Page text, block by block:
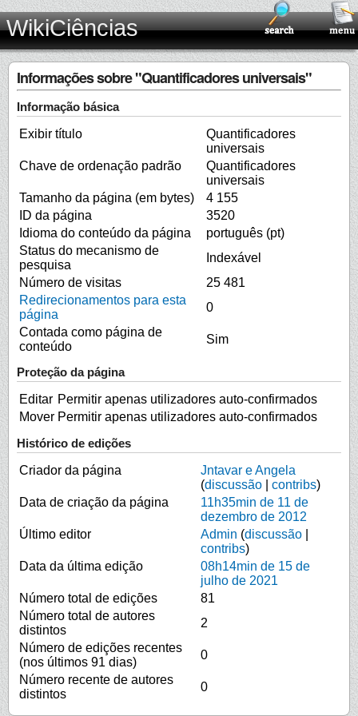
WikiCiências
Informações sobre "Quantificadores universais"
Informação básica
Exibir título
Quantificadores
universais
Chave de ordenação padrão
Quantificadores
universais
Tamanho da página (em bytes)
4 155
ID da página
3520
Idioma do conteúdo da página
português (pt)
Status do mecanismo de
pesquisa
Indexável
Número de visitas
25 481
Redirecionamentos para esta
página
0
Contada como página de
conteúdo
Sim
Proteção da página
Editar Permitir apenas utilizadores auto-confirmados
Mover Permitir apenas utilizadores auto-confirmados
Histórico de edições
Criador da página
Jntavar e Angela
(discussão contribs)
Data de criação da página
11h35min de 11 de
dezembro de 2012
Último editor
Admin (discussão
contribs)
Data da última edição
08h14min de 15 de
julho de 2021
Número total de edições
81
Número total de autores
distintos
2
Número de edições recentes
(nos últimos 91 dias)
0
Número recente de autores
distintos
0